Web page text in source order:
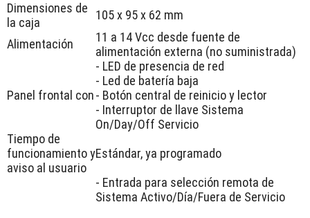
Dimensiones de
la caja
105 x 95 x 62 mm
Alimentación
11 a 14 Vcc desde fuente de
alimentación externa (no suministrada)
Panel frontal con
- LED de presencia de red
- Led de batería baja
- Botón central de reinicio y lector
- Interruptor de llave Sistema
On/Day/Off Servicio
Tiempo de
funcionamiento y
aviso al usuario
Estándar, ya programado
- Entrada para selección remota de
Sistema Activo/Día/Fuera de Servicio